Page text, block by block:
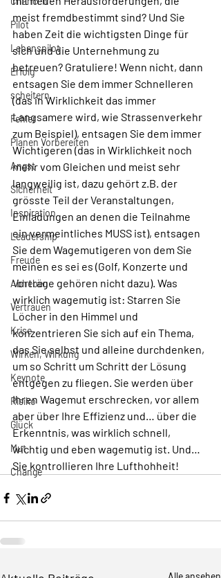
Pilot
Lebenspilot
Erfolg
scheitern
Fehler
Planen Vorbereiten
Angst
Sicherheit
Inspiration
Leadership
Freude
Abheben
Vertrauen
Krise
Wirken, Wirkung
Keynote
Risiko
Glück
Mut
Change
meist fremdbestimmt sind? Und Sie
haben Zeit die wichtigsten Dinge für
sich und die Unternehmung zu
betreuen? Gratuliere! Wenn nicht, dann
entsagen Sie dem immer Schnelleren
(das in Wirklichkeit das immer
Langsamere wird, wie Strassenverkehr
zum Beispiel), entsagen Sie dem immer
Wichtigeren (das in Wirklichkeit noch
mehr vom Gleichen und meist sehr
langweilig ist, dazu gehört z.B. der
grösste Teil der Veranstaltungen,
Einladungen an denen die Teilnahme
ein vermeintliches MUSS ist), entsagen
Sie dem Wagemutigeren von dem Sie
meinen es sei es (Golf, Konzerte und
Vorträge gehören nicht dazu). Was
wirklich wagemutig ist: Starren Sie
Löcher in den Himmel und
konzentrieren Sie sich auf ein Thema,
das Sie selbst und alleine durchdenken,
um so Schritt um Schritt der Lösung
entgegen zu fliegen. Sie werden über
Ihren Wagemut erschrecken, vor allem
aber über Ihre Effizienz und… über die
Erkenntnis, was wirklich schnell,
wichtig und eben wagemutig ist. Und…
Sie kontrollieren Ihre Lufthohheit!